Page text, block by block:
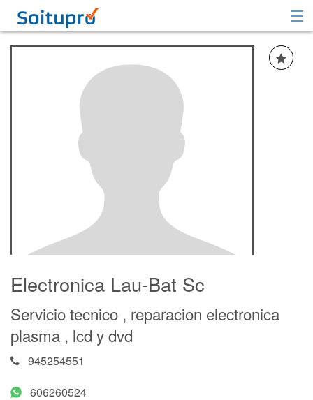
Recomendar
Registrarse
Iniciar sesión
Electronica Lau-Bat Sc
Servicio tecnico , reparacion electronica
plasma , lcd y dvd
945254551
606260524